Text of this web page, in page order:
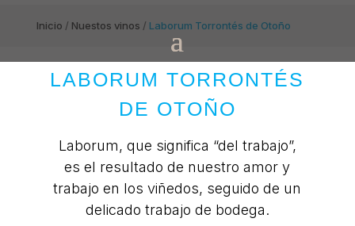
Inicio / Nuestos vinos / Laborum Torrontés de Otoño
LABORUM TORRONTÉS
DE OTOÑO
Laborum, que significa “del trabajo”,
es el resultado de nuestro amor y
trabajo en los viñedos, seguido de un
delicado trabajo de bodega.